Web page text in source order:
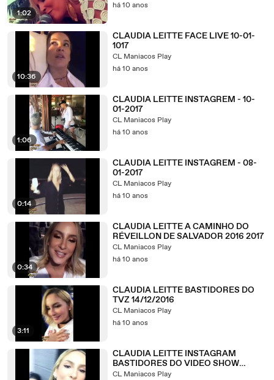
1:02
há 10 anos
10:36
CLAUDIA LEITTE FACE LIVE 10-01-
1017
CL Maniacos Play
há 10 anos
1:06
CLAUDIA LEITTE INSTAGREM - 10-
01-2017
CL Maniacos Play
há 10 anos
0:14
CLAUDIA LEITTE INSTAGREM - 08-
01-2017
CL Maniacos Play
há 10 anos
0:34
CLAUDIA LEITTE A CAMINHO DO
RÉVEILLON DE SALVADOR 2016 2017
CL Maniacos Play
há 10 anos
3:11
CLAUDIA LEITTE BASTIDORES DO
TVZ 14/12/2016
CL Maniacos Play
há 10 anos
CLAUDIA LEITTE INSTAGRAM
BASTIDORES DO VIDEO SHOW
08.12.2016
CL Maniacos Play